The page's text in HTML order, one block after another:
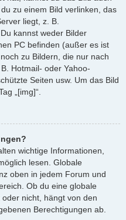
zu einem Bild verlinken, das
liegt, z. B.
kannst weder Bilder
PC befinden (außer es ist
zu Bildern, die nur nach
Hotmail- oder Yahoo-
Seiten usw. Um das Bild
„[img]“.
wichtige Informationen,
lesen. Globale
oben in jedem Forum und
Ob du eine globale
nicht, hängt von den
Berechtigungen ab.